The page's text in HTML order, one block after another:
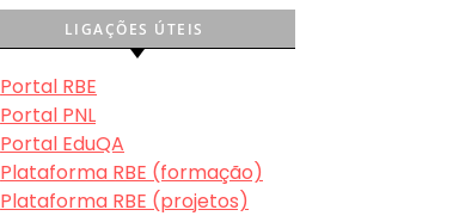
LIGAÇÕES ÚTEIS
Portal RBE
Portal PNL
Portal EduQA
Plataforma RBE (formação)
Plataforma RBE (projetos)